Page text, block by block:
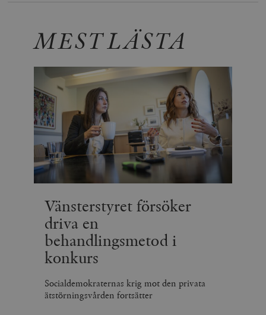
MEST LÄSTA
Vänsterstyret försöker
driva en
behandlingsmetod i
konkurs
Socialdemokraternas krig mot den privata
ätstörningsvården fortsätter